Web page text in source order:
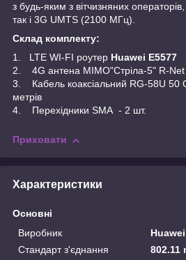
з будь-яким з вітчизняних
так і 3G UMTS (2100 МГц).
Склад комплекту:
1. LTE WI-FI роутер Huawei E5577
2. 4G антена MIMO"Стріла-5" R-
3. Кабель коаксіальний RG-58U 50
метрів
4. Перехідники SMA - 2 шт.
Приховати
Характеристики
Основні
Виробник
Huawei
Стандарт з'єднання
802.11